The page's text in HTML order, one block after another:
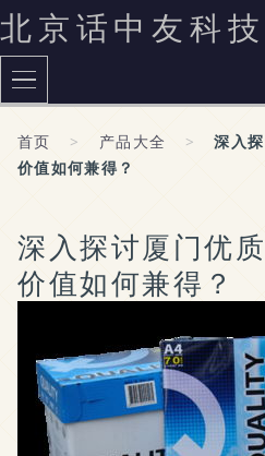
北京话中友科
首页 > 产品大全 >
深入
价值如何兼得？
深入探讨厦门优
价值如何兼得？